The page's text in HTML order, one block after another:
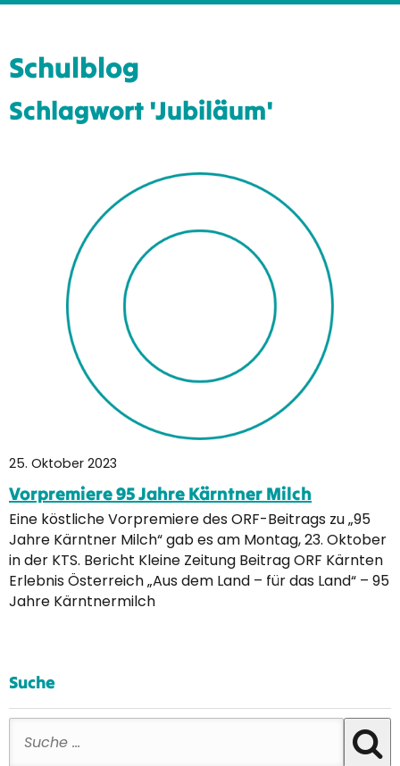
Schulblog
Schlagwort 'Jubiläum'
25. Oktober 2023
Vorpremiere 95 Jahre Kärntner Milch
Eine köstliche Vorpremiere des ORF-Beitrags zu „95
Jahre Kärntner Milch“ gab es am Montag, 23. Oktober
in der KTS. Bericht Kleine Zeitung Beitrag ORF Kärnten
Erlebnis Österreich „Aus dem Land – für das Land“ – 95
Jahre Kärntnermilch
Suche
Suche nach: